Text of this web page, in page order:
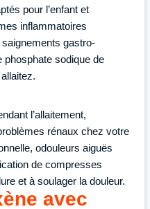
pour l’enfant et
inflammatoires
gastro-
sodique de
l’allaitement,
rénaux chez votre
odouleurs aiguës
de compresses
et à soulager la douleur.
avec